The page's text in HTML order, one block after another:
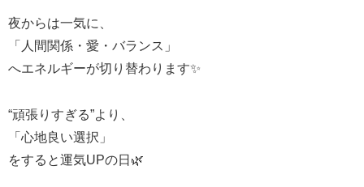
夜からは一気に、
「人間関係・愛・バランス」
へエネルギーが切り替わります✨
“頑張りすぎる”より、
「心地良い選択」
をすると運気UPの日🌿